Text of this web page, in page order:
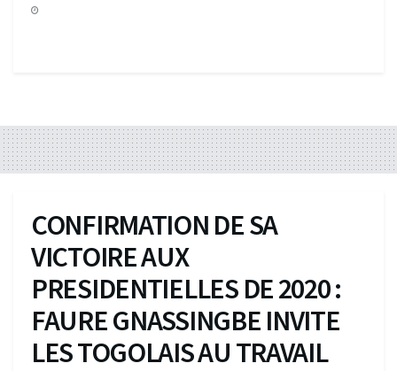
CONFIRMATION DE SA
VICTOIRE AUX
PRESIDENTIELLES DE 2020 :
FAURE GNASSINGBE INVITE
LES TOGOLAIS AU TRAVAIL